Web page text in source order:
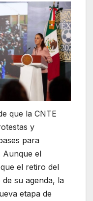
que la CNTE
y
para
Aunque el
el retiro del
su agenda, la
etapa de